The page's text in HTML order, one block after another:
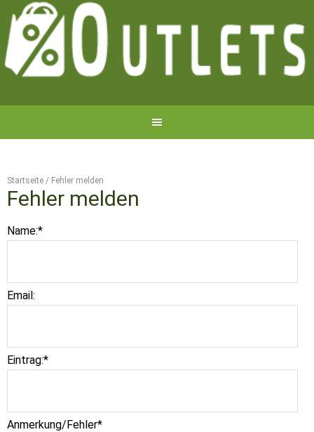
Startseite / Fehler melden
Fehler melden
Name:*
Email:
Eintrag:*
Anmerkung/Fehler*